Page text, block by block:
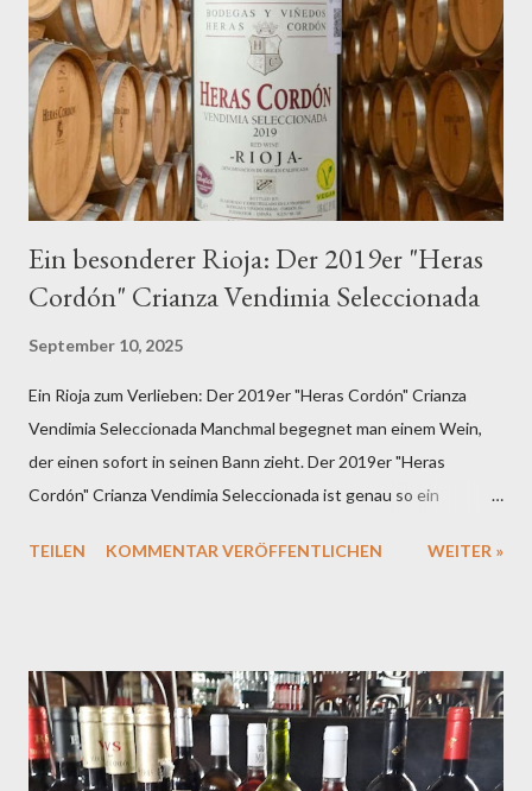
Ein besonderer Rioja: Der 2019er "Heras
Cordón" Crianza Vendimia Seleccionada
September 10, 2025
Ein Rioja zum Verlieben: Der 2019er "Heras Cordón" Crianza
Vendimia Seleccionada Manchmal begegnet man einem Wein,
der einen sofort in seinen Bann zieht. Der 2019er "Heras
Cordón" Crianza Vendimia Seleccionada ist genau so ein
Weinregion zu den besten der Welt gehört. Erste Eindrücke: Ein
Noten von Waldboden zu einem Bouquet, das pure Magie
ausstrahlt. Diese Duftkomposition verspricht bereits, was der
erste Schluck bestätigt: Hier haben wir es mit einem
TEILEN KOMMENTAR VERÖFFENTLICHEN WEITER »